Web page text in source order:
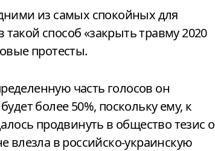
из самых спокойных для
способ «закрыть травму 2020
протесты.
часть голосов он
более 50%, поскольку ему, к
продвинуть в общество тезис о
влезла в российско-украинскую